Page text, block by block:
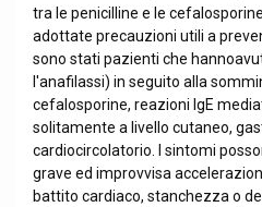
tra le penicilline e le
adottate precauzioni utili a
sono stati pazienti che
l'anafilassi) in seguito alla
cefalosporine, reazioni IgE
solitamente a livello cutaneo,
cardiocircolatorio. I sintomi
grave ed improvvisa
battito cardiaco, stanchezza o